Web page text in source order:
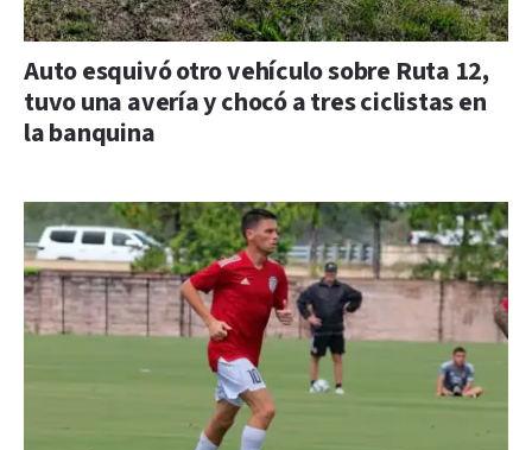
Auto esquivó otro vehículo sobre Ruta 12,
tuvo una avería y chocó a tres ciclistas en
la banquina